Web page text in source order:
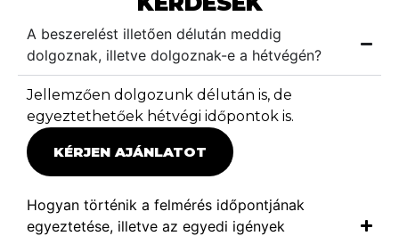
A beszerelést illetően délután meddig
dolgoznak, illetve dolgoznak-e a hétvégén?
Jellemzően dolgozunk délután is, de
egyeztethetőek hétvégi időpontok is.
KÉRJEN AJÁNLATOT
Hogyan történik a felmérés időpontjának
egyeztetése, illetve az egyedi igények